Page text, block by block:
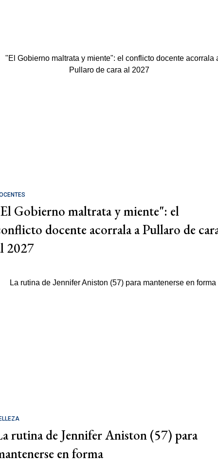
Gobierno maltrata y miente": el
docente acorrala a Pullaro de
2027
rutina de Jennifer Aniston (57) para
en forma